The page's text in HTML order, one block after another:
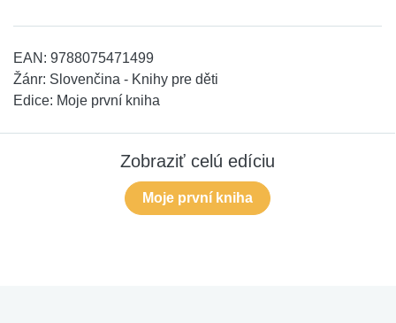
EAN: 9788075471499
Žánr: Slovenčina - Knihy pre děti
Edice: Moje první kniha
Zobraziť celú edíciu
Moje první kniha